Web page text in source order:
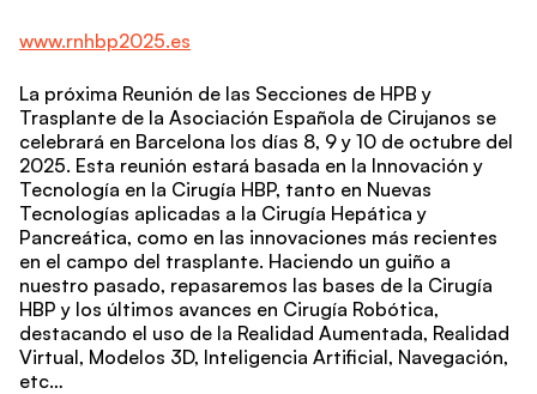
www.rnhbp2025.es
La próxima Reunión de las Secciones de HPB y
Trasplante de la Asociación Española de Cirujanos se
celebrará en Barcelona los días 8, 9 y 10 de octubre del
2025. Esta reunión estará basada en la Innovación y
Tecnología en la Cirugía HBP, tanto en Nuevas
Tecnologías aplicadas a la Cirugía Hepática y
Pancreática, como en las innovaciones más recientes
en el campo del trasplante. Haciendo un guiño a
nuestro pasado, repasaremos las bases de la Cirugía
HBP y los últimos avances en Cirugía Robótica,
destacando el uso de la Realidad Aumentada, Realidad
Virtual, Modelos 3D, Inteligencia Artificial, Navegación,
etc…